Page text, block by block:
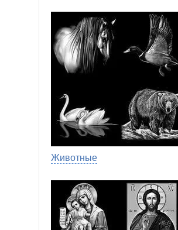
Животные